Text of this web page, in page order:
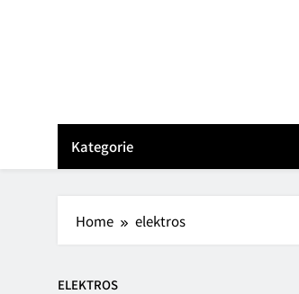
Kategorie
Home elektros
ELEKTROS